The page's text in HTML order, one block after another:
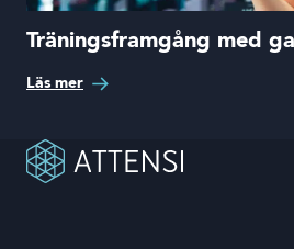
Träningsframgång med
Läs mer